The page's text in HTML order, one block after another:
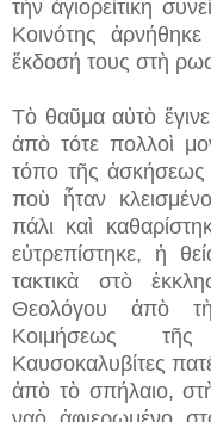
τὴν ἁγιορείτικη
Κοινότης
ἔκδοσή τους στὴ
Τὸ θαῦμα αὐτὸ
ἀπὸ τότε πολλοὶ
τόπο τῆς ἀσκήσεως
ποὺ ἦταν
πάλι καὶ
εὐτρεπίστηκε, ἡ
τακτικὰ στὸ
Θεολόγου ἀπὸ
Κοιμήσεως
Καυσοκαλυβίτες
ἀπὸ τὸ σπήλαιο,